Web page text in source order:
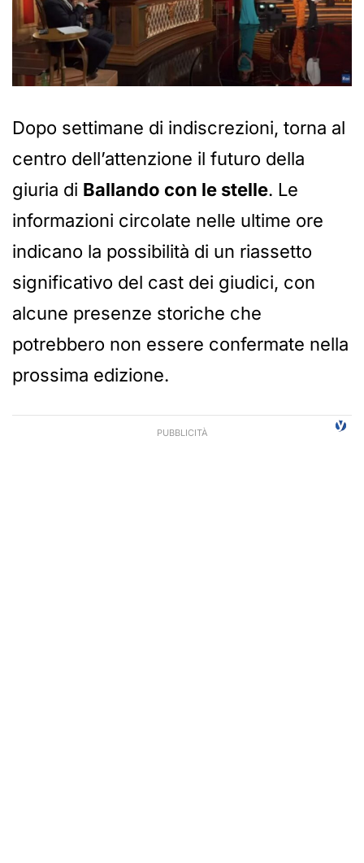
Dopo settimane di indiscrezioni, torna al
centro dell’attenzione il futuro della
giuria di Ballando con le stelle. Le
informazioni circolate nelle ultime ore
indicano la possibilità di un riassetto
significativo del cast dei giudici, con
alcune presenze storiche che
potrebbero non essere confermate nella
prossima edizione.